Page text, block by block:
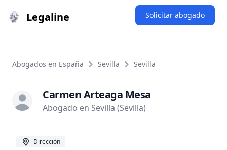
Legaline Solicitar abogado
Abogados en España Sevilla Sevilla
Carmen Arteaga Mesa
Abogado en Sevilla (Sevilla)
Dirección